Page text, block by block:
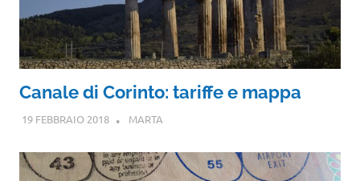
Canale di Corinto: tariffe e mappa
19 FEBBRAIO 2018 MARTA